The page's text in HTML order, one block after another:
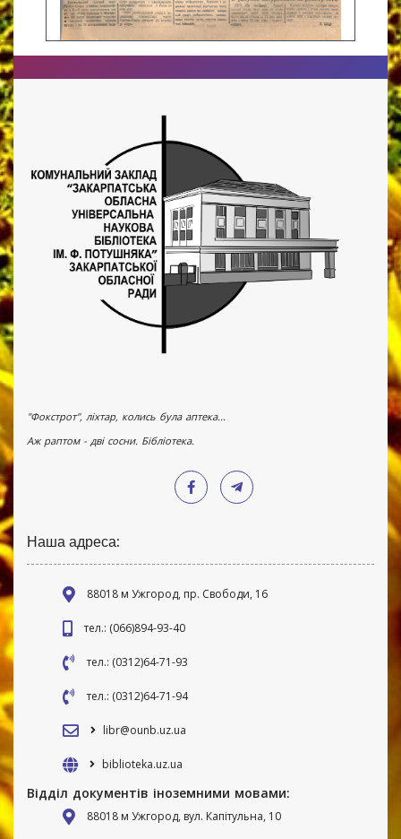
"Фокстрот", ліхтар, колись була аптека...
Аж раптом - дві сосни. Бібліотека.
Наша адреса:
88018 м Ужгород, пр. Свободи, 16
тел.: (066)894-93-40
тел.: (0312)64-71-93
тел.: (0312)64-71-94
libr@ounb.uz.ua
biblioteka.uz.ua
Відділ документів іноземними мовами:
88018 м Ужгород, вул. Капітульна, 10